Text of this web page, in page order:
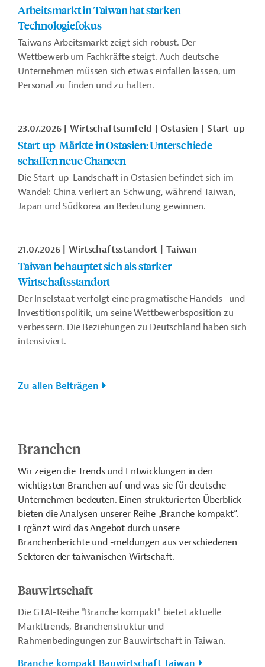
Arbeitsmarkt in Taiwan hat starken
Technologiefokus
Taiwans Arbeitsmarkt zeigt sich robust. Der
Wettbewerb um Fachkräfte steigt. Auch deutsche
Unternehmen müssen sich etwas einfallen lassen, um
Personal zu finden und zu halten.
23.07.2026 Wirtschaftsumfeld Ostasien Start-up
Start-up-Märkte in Ostasien: Unterschiede
schaffen neue Chancen
Die Start-up-Landschaft in Ostasien befindet sich im
Wandel: China verliert an Schwung, während Taiwan,
Japan und Südkorea an Bedeutung gewinnen.
21.07.2026 Wirtschaftsstandort Taiwan
Taiwan behauptet sich als starker
Wirtschaftsstandort
Der Inselstaat verfolgt eine pragmatische Handels- und
Investitionspolitik, um seine Wettbewerbsposition zu
verbessern. Die Beziehungen zu Deutschland haben sich
intensiviert.
Zu allen Beiträgen
Branchen
Wir zeigen die Trends und Entwicklungen in den
wichtigsten Branchen auf und was sie für deutsche
Unternehmen bedeuten. Einen strukturierten Überblick
bieten die Analysen unserer Reihe „Branche kompakt“.
Ergänzt wird das Angebot durch unsere
Branchenberichte und -meldungen aus verschiedenen
Sektoren der taiwanischen Wirtschaft.
Bauwirtschaft
Die GTAI-Reihe "Branche kompakt" bietet aktuelle
Markttrends, Branchenstruktur und
Rahmenbedingungen zur Bauwirtschaft in Taiwan.
Branche kompakt Bauwirtschaft Taiwan